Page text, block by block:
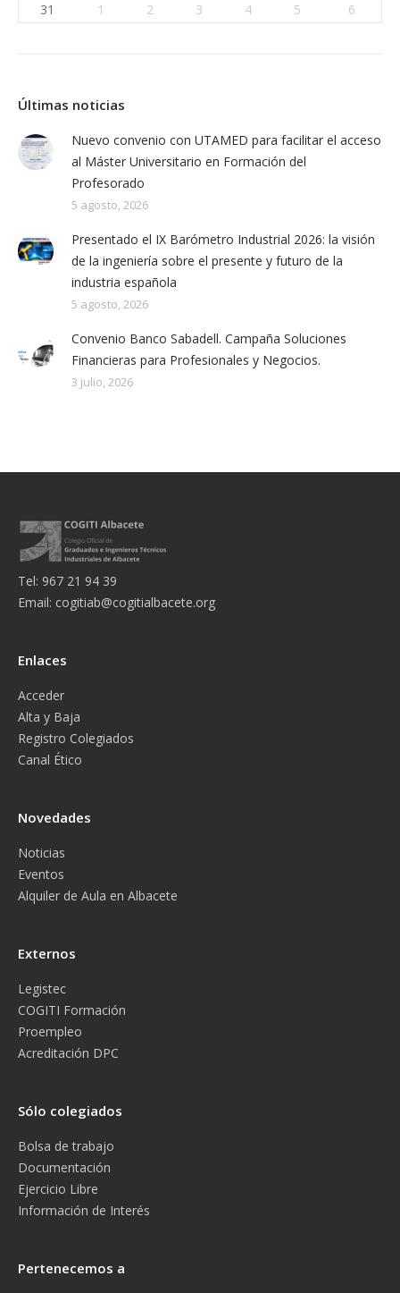
31
1 2 3 4 5 6
Últimas noticias
Nuevo convenio con UTAMED para facilitar el acceso
al Máster Universitario en Formación del
Profesorado
5 agosto, 2026
Presentado el IX Barómetro Industrial 2026: la visión
de la ingeniería sobre el presente y futuro de la
industria española
5 agosto, 2026
Convenio Banco Sabadell. Campaña Soluciones
Financieras para Profesionales y Negocios.
3 julio, 2026
Tel: 967 21 94 39
Email: cogitiab@cogitialbacete.org
Enlaces
Acceder
Alta y Baja
Registro Colegiados
Canal Ético
Novedades
Noticias
Eventos
Alquiler de Aula en Albacete
Externos
Legistec
COGITI Formación
Proempleo
Acreditación DPC
Sólo colegiados
Bolsa de trabajo
Documentación
Ejercicio Libre
Información de Interés
Pertenecemos a